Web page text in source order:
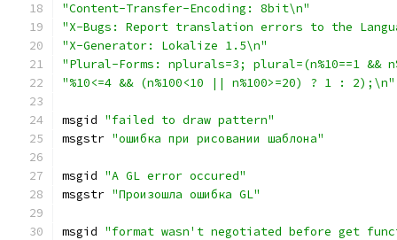
"Content-Transfer-Encoding: 8bit\n"
"X-Bugs: Report translation errors to the
"X-Generator: Lokalize 1.5\n"
"Plural-Forms: nplurals=3; plural=(n%10==1 &&
"%10<=4 && (n%100<10 || n%100>=20) ? 1 : 2);\n"
msgid "failed to draw pattern"
msgstr "ошибка при рисовании шаблона"
msgid "A GL error occured"
msgstr "Произошла ошибка GL"
msgid "format wasn't negotiated before get